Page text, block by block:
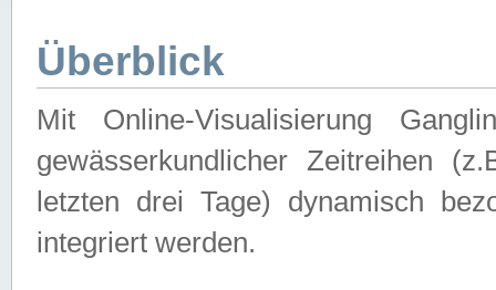
Überblick
Mit Online-Visualisierung
gewässerkundlicher Zeitreihen
letzten drei Tage) dynamisch
integriert werden.